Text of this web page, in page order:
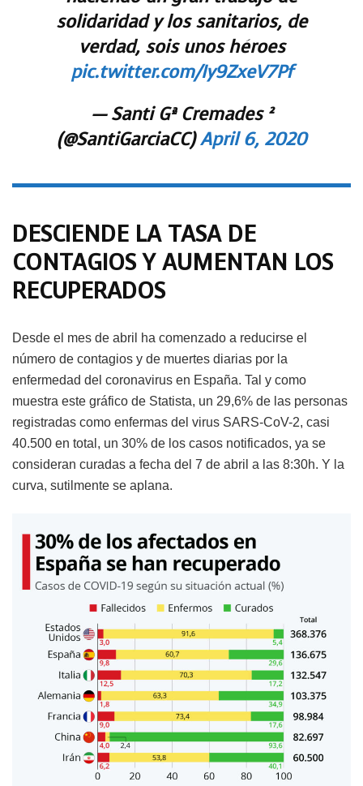
solidaridad y los sanitarios, de
verdad, sois unos héroes
pic.twitter.com/Iy9ZxeV7Pf
— Santi Gª Cremades ²
(@SantiGarciaCC)April 6, 2020
DESCIENDE LA TASA DE
CONTAGIOS Y AUMENTAN LOS
RECUPERADOS
Desde el mes de abril ha comenzado a reducirse el
número de contagios y de muertes diarias por la
enfermedad del coronavirus en España. Tal y como
muestra este gráfico de Statista, un 29,6% de las personas
registradas como enfermas del virus SARS-CoV-2, casi
40.500 en total, un 30% de los casos notificados, ya se
consideran curadas a fecha del 7 de abril a las 8:30h. Y la
curva, sutilmente se aplana.